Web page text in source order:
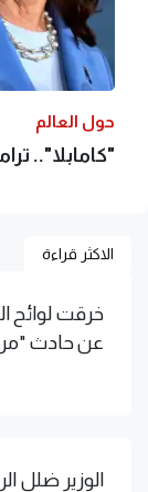
حول العالم
"كامابلا"..
الاكثر قراءة
خرقت لوائح
عن حادث
الوزير ضلل